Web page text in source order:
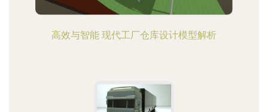
高效与智能 现代工厂仓库设计模型解析